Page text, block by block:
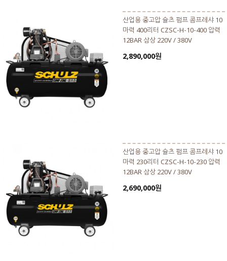
산업용 중고압 슐츠 펌프 콤프레샤 10
마력 400리터 CZSC-H-10-400 압력
12BAR 삼상 220V / 380V
2,890,000원
산업용 중고압 슐츠 펌프 콤프레샤 10
마력 230리터 CZSC-H-10-230 압력
12BAR 삼상 220V / 380V
2,690,000원